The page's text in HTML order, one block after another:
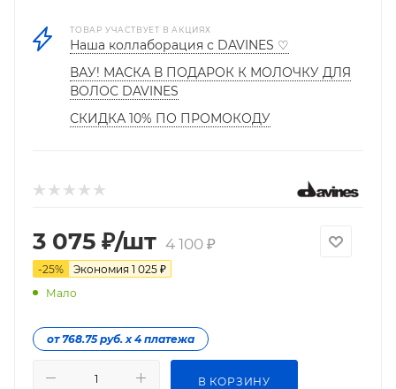
ТОВАР УЧАСТВУЕТ В АКЦИЯХ
Наша коллаборация с DAVINES ♡
ВАУ! МАСКА В ПОДАРОК К МОЛОЧКУ ДЛЯ
ВОЛОС DAVINES
СКИДКА 10% ПО ПРОМОКОДУ
3 075 ₽/шт 4 100₽
-25% Экономия 1 025 ₽
Мало
от 768.75 руб. х 4 платежа
В КОРЗИНУ